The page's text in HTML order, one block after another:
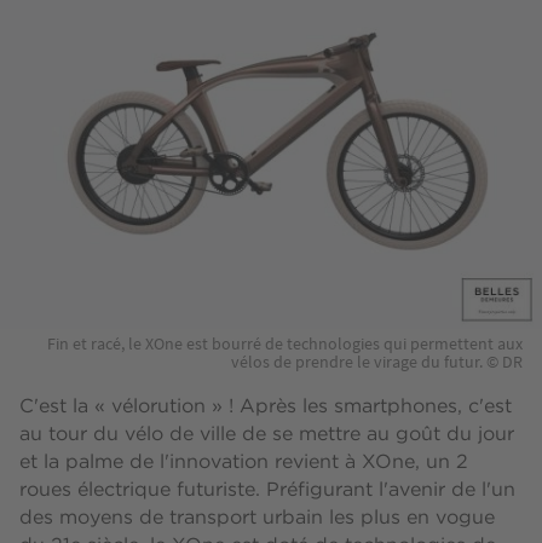
Fin et racé, le XOne est bourré de technologies qui permettent aux
vélos de prendre le virage du futur. © DR
C'est la « vélorution » ! Après les smartphones, c'est
au tour du vélo de ville de se mettre au goût du jour
et la palme de l'innovation revient à XOne, un 2
roues électrique futuriste. Préfigurant l'avenir de l'un
des moyens de transport urbain les plus en vogue